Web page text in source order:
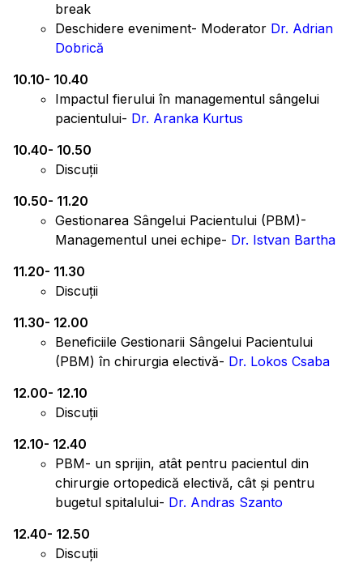
break
Deschidere eveniment- Moderator Dr. Adrian
Dobrică
10.10- 10.40
Impactul fierului în managementul sângelui
pacientului- Dr. Aranka Kurtus
10.40- 10.50
Discuții
10.50- 11.20
Gestionarea Sângelui Pacientului (PBM)-
Managementul unei echipe- Dr. Istvan Bartha
11.20- 11.30
Discuții
11.30- 12.00
Beneficiile Gestionarii Sângelui Pacientului
(PBM) în chirurgia electivă- Dr. Lokos Csaba
12.00- 12.10
Discuții
12.10- 12.40
PBM- un sprijin, atât pentru pacientul din
chirurgie ortopedică electivă, cât și pentru
bugetul spitalului- Dr. Andras Szanto
12.40- 12.50
Discuții